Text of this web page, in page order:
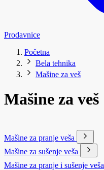
Prodavnice
Početna
Bela tehnika
Mašine za veš
Mašine za veš
Mašine za pranje veša
Mašine za sušenje veša
Mašine za pranje i sušenje veša